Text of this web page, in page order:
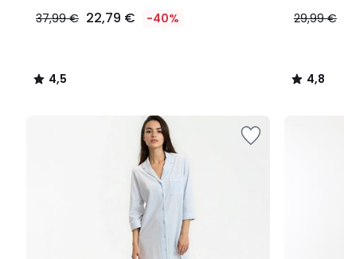
37,99 € 22,79 € -40%
4,5
/
29,99 €
4,8
/